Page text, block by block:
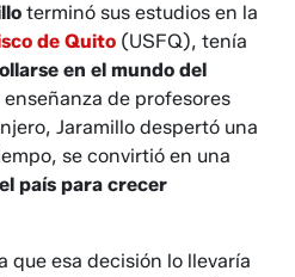
terminó sus estudios en la
de Quito (USFQ), tenía
en el mundo del
enseñanza de profesores
Jaramillo despertó una
se convirtió en una
país para crecer
que esa decisión lo llevaría